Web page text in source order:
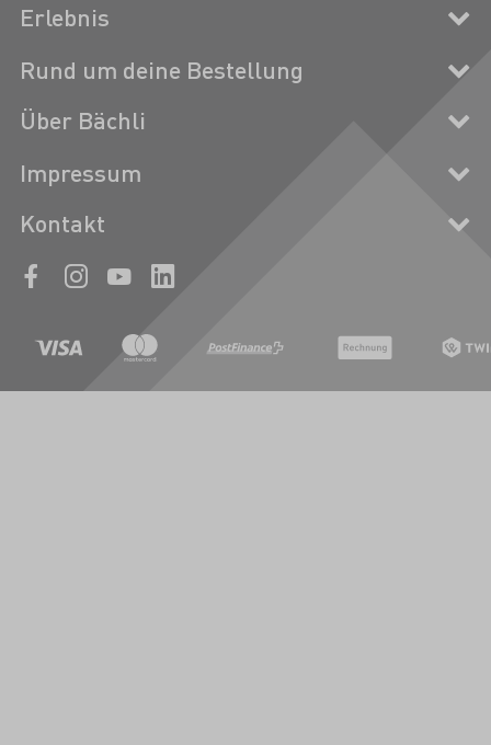
Erlebnis
Rund um deine Bestellung
Über Bächli
Impressum
Kontakt